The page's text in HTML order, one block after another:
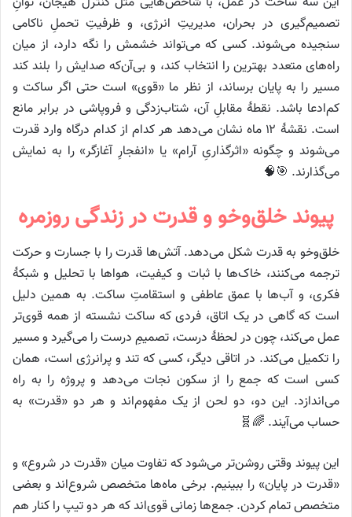
تصمیم‌گیری در بحران، مدیریتِ انرژی، و ظرفیتِ تحملِ ناکامی
سنجیده می‌شوند. کسی که می‌تواند خشمش را نگه دارد، از میان
راه‌های متعدد بهترین را انتخاب کند، و بی‌آن‌که صدایش را بلند کند
مسیر را به پایان برساند، از نظر ما «قوی» است حتی اگر ساکت و
کم‌ادعا باشد. نقطهٔ مقابلِ آن، شتاب‌زدگی و فروپاشی در برابر مانع
است. نقشهٔ ۱۲ ماه نشان می‌دهد هر کدام از کدام درگاه وارد قدرت
می‌شوند و چگونه «اثرگذاریِ آرام» یا «انفجارِ آغازگر» را به نمایش
می‌گذارند. 🎯🧠
پیوند خلق‌وخو و قدرت در زندگی روزمره
خلق‌وخو به قدرت شکل می‌دهد. آتش‌ها قدرت را با جسارت و حرکت
ترجمه می‌کنند، خاک‌ها با ثبات و کیفیت، هواها با تحلیل و شبکهٔ
فکری، و آب‌ها با عمق عاطفی و استقامتِ ساکت. به همین دلیل
است که گاهی در یک اتاق، فردی که ساکت نشسته از همه قوی‌تر
عمل می‌کند، چون در لحظهٔ درست، تصمیمِ درست را می‌گیرد و مسیر
را تکمیل می‌کند. در اتاقی دیگر، کسی که تند و پرانرژی است، همان
کسی است که جمع را از سکون نجات می‌دهد و پروژه را به راه
می‌اندازد. این دو، دو لحن از یک مفهوم‌اند و هر دو «قدرت» به
حساب می‌آیند. 🌈🧬
این پیوند وقتی روشن‌تر می‌شود که تفاوت میان «قدرت در شروع» و
«قدرت در پایان» را ببینیم. برخی ماه‌ها متخصص شروع‌اند و بعضی
متخصص تمام کردن. جمع‌ها زمانی قوی‌اند که هر دو تیپ را کنار هم